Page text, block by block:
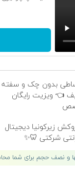
بدون چک و سفته
تخفیف 👈 ویزیت رایگان
زیرکونیا دیجیتال
شرکتی 🦷✨
بها و نصف حجم برای شما